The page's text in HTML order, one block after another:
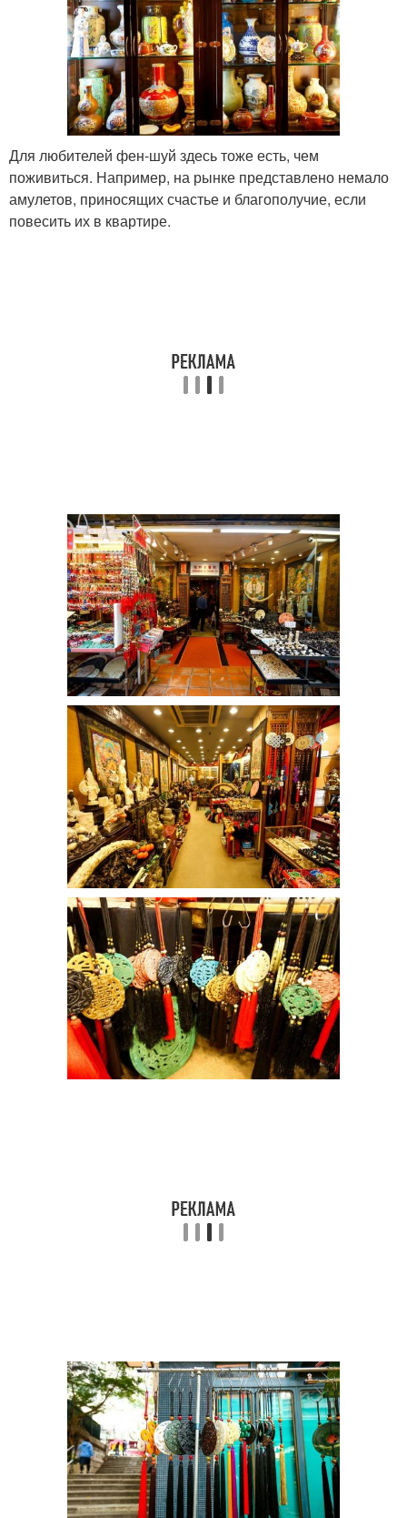
Для любителей фен-шуй здесь тоже есть, чем
поживиться. Например, на рынке представлено немало
амулетов, приносящих счастье и благополучие, если
повесить их в квартире.